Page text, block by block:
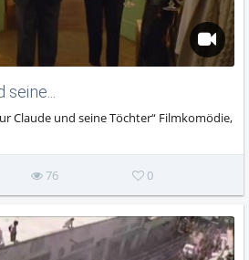
Claude und seine Töchter“ Filmkomödie,
76 0